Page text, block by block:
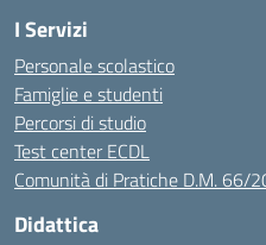
I Servizi
Personale scolastico
Famiglie e studenti
Percorsi di studio
Test center ECDL
Comunità di Pratiche D.M. 66/
Didattica